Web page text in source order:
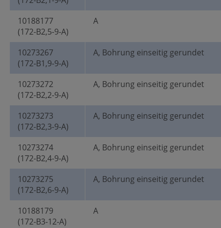
10188177
(172-B2,5-9-A)
A
10273267
(172-B1,9-9-A)
A, Bohrung einseitig gerundet
10273272
(172-B2,2-9-A)
A, Bohrung einseitig gerundet
10273273
(172-B2,3-9-A)
A, Bohrung einseitig gerundet
10273274
(172-B2,4-9-A)
A, Bohrung einseitig gerundet
10273275
(172-B2,6-9-A)
A, Bohrung einseitig gerundet
10188179
(172-B3-12-A)
A